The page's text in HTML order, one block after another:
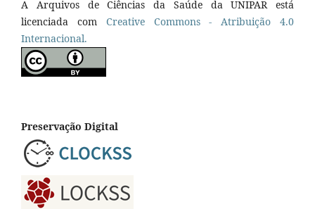
A Arquivos de Ciências da Saúde da UNIPAR está
licenciada com Creative Commons - Atribuição 4.0
Internacional.
Preservação Digital